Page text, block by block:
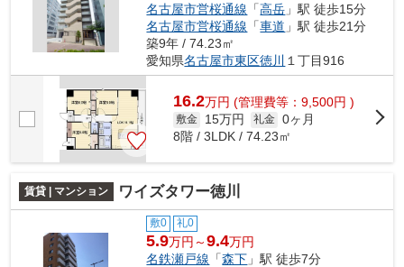
名古屋市営桜通線 「高岳 」駅 徒歩15分
名古屋市営桜通線 「車道 」駅 徒歩21分
築9年 / 74.23㎡
愛知県名古屋市東区徳川 １丁目916
16.2万円 (管理費等：9,500円 )
敷金 15万円 礼金 0ヶ月
8階 / 3LDK / 74.23㎡
賃貸 | マンション ワイズタワー徳川
敷0 礼0
5.9万円～9.4万円
名鉄瀬戸線 「森下 」駅 徒歩7分